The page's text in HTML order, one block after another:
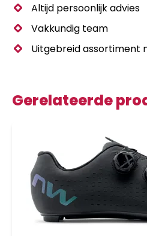
Altijd persoonlijk advies
Vakkundig team
Uitgebreid assortiment
Gerelateerde